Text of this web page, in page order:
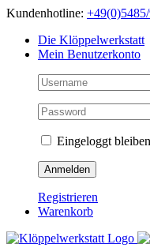
Skip
content
Kundenhotline:
Die Klöppelwerkstatt
Mein Benutzerkonto
Eingeloggt bleiben
Registrieren
Warenkorb